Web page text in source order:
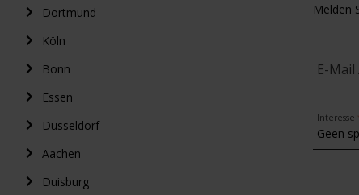
Dortmund
Köln
Bonn
Essen
Düsseldorf
Aachen
Duisburg
Melden
E-Mail
Interesse